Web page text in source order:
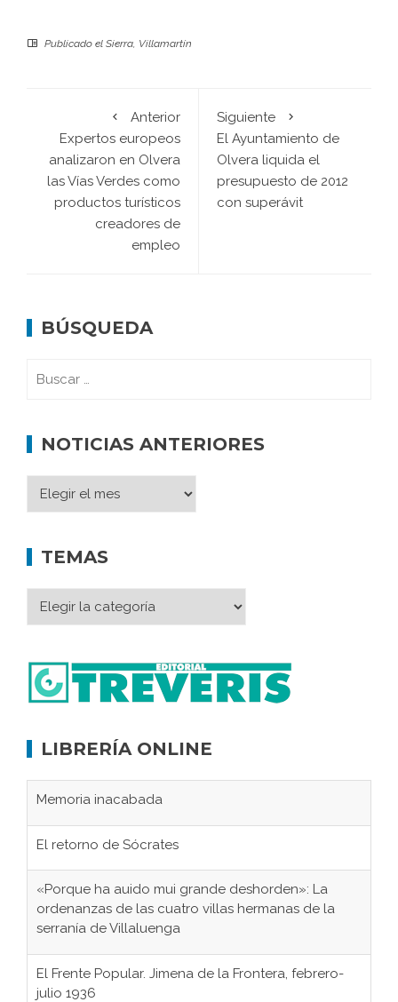
Publicado el Sierra, Villamartín
Anterior
Expertos europeos
analizaron en Olvera
las Vías Verdes como
productos turísticos
creadores de
empleo
Siguiente
El Ayuntamiento de
Olvera liquida el
presupuesto de 2012
con superávit
BÚSQUEDA
NOTICIAS ANTERIORES
TEMAS
LIBRERÍA ONLINE
Memoria inacabada
El retorno de Sócrates
«Porque ha auido mui grande deshorden»: La
ordenanzas de las cuatro villas hermanas de la
serranía de Villaluenga
El Frente Popular. Jimena de la Frontera, febrero-
julio 1936